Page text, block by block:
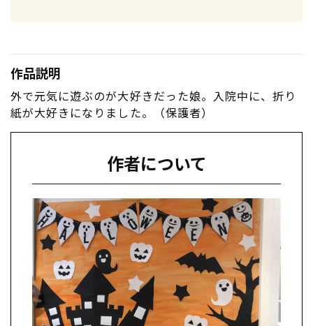
作品説明
外で元気に遊ぶのが大好きだった娘。入院中に、折り
紙が大好きになりました。（保護者）
作者について